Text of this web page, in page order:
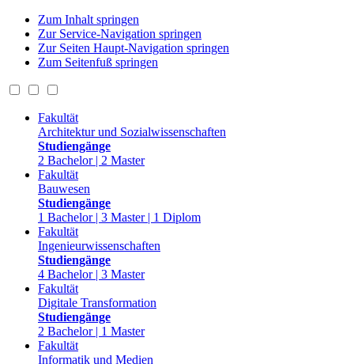
Zum Inhalt springen
Zur Service-Navigation springen
Zur Seiten Haupt-Navigation springen
Zum Seitenfuß springen
Fakultät
Architektur und Sozialwissenschaften
Studiengänge
2 Bachelor | 2 Master
Fakultät
Bauwesen
Studiengänge
1 Bachelor | 3 Master | 1 Diplom
Fakultät
Ingenieurwissenschaften
Studiengänge
4 Bachelor | 3 Master
Fakultät
Digitale Transformation
Studiengänge
2 Bachelor | 1 Master
Fakultät
Informatik und Medien